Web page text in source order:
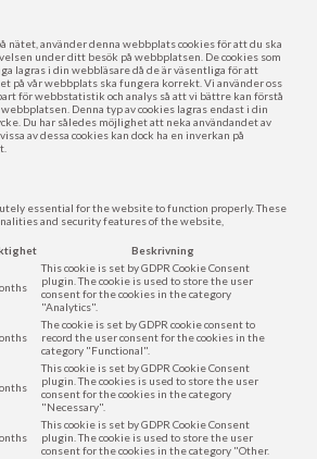
nätet, använder denna webbplats cookies för att du ska
under ditt besök på webbplatsen. De cookies som
lagras i din webbläsare då de är väsentliga för att
på vår webbplats ska fungera korrekt. Vi använder oss
för webbstatistik och analys så att vi bättre kan förstå
Denna typ av cookies lagras endast i din
Du har således möjlighet att neka användandet av
av dessa cookies kan dock ha en inverkan på
essential for the website to function properly. These
and security features of the website,
Beskrivning
This cookie is set by GDPR Cookie Consent
plugin. The cookie is used to store the user
consent for the cookies in the category
"Analytics".
The cookie is set by GDPR cookie consent to
record the user consent for the cookies in the
category "Functional".
This cookie is set by GDPR Cookie Consent
plugin. The cookies is used to store the user
consent for the cookies in the category
"Necessary".
This cookie is set by GDPR Cookie Consent
plugin. The cookie is used to store the user
consent for the cookies in the category "Other.